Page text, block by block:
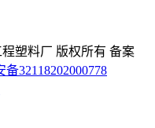
塑料厂 版权所有 备案
备32118202000778